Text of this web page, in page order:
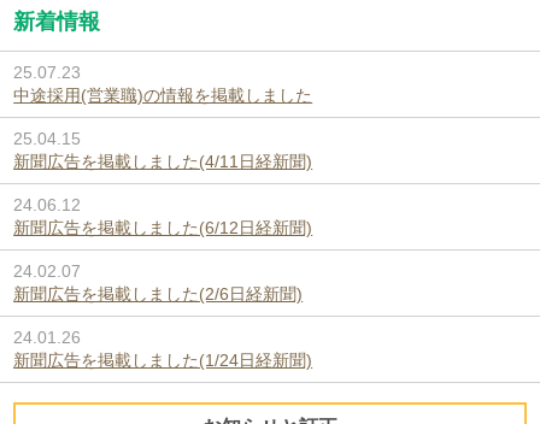
新着情報
25.07.23
中途採用(営業職)の情報を掲載しました
25.04.15
新聞広告を掲載しました(4/11日経新聞)
24.06.12
新聞広告を掲載しました(6/12日経新聞)
24.02.07
新聞広告を掲載しました(2/6日経新聞)
24.01.26
新聞広告を掲載しました(1/24日経新聞)